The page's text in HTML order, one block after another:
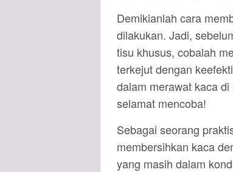
Demikianlah cara
dilakukan. Jadi,
tisu khusus, cobalah
terkejut dengan
dalam merawat kaca
selamat mencoba!
Sebagai seorang
membersihkan kaca
yang masih dalam